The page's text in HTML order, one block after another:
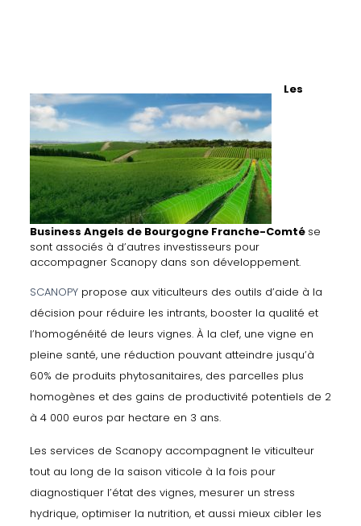
Les
Business Angels de Bourgogne Franche-Comté se
sont associés à d’autres investisseurs pour
accompagner Scanopy dans son développement.
SCANOPYpropose aux viticulteurs des outils d’aide à la
décision pour réduire les intrants, booster la qualité et
l’homogénéité de leurs vignes. À la clef, une vigne en
pleine santé, une réduction pouvant atteindre jusqu’à
60% de produits phytosanitaires, des parcelles plus
homogènes et des gains de productivité potentiels de 2
à 4 000 euros par hectare en 3 ans.
Les services de Scanopy accompagnent le viticulteur
tout au long de la saison viticole à la fois pour
diagnostiquer l’état des vignes, mesurer un stress
hydrique, optimiser la nutrition, et aussi mieux cibler les